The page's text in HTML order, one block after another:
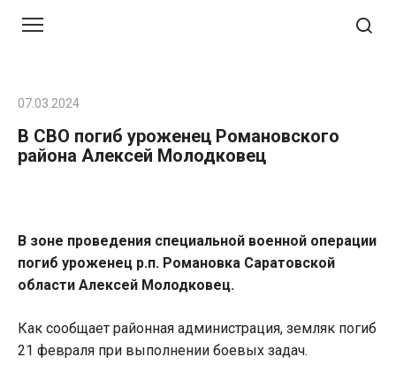
07.03.2024
В СВО погиб уроженец Романовского
района Алексей Молодковец
В зоне проведения специальной военной операции
погиб уроженец р.п. Романовка Саратовской
области Алексей Молодковец.
Как сообщает районная администрация, земляк погиб
21 февраля при выполнении боевых задач.